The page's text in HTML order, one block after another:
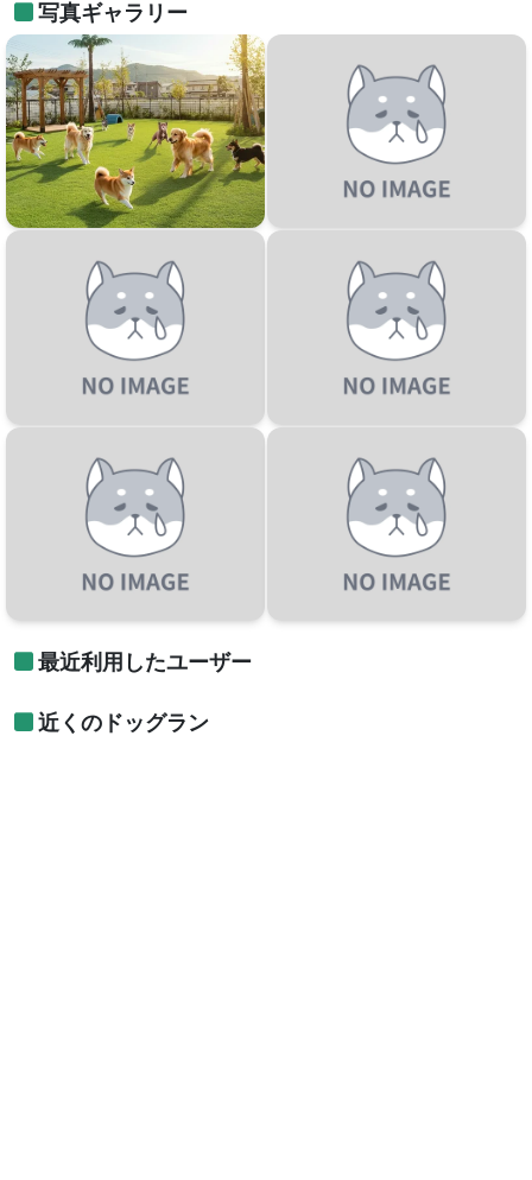
写真ギャラリー
最近利用したユーザー
近くのドッグラン